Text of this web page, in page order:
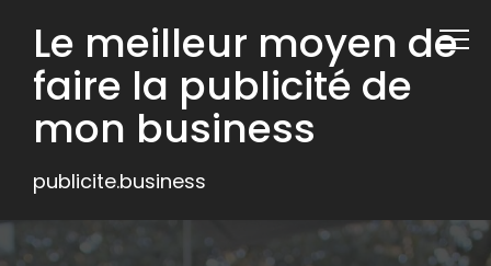
Le meilleur moyen de
faire la publicité de
mon business
publicite.business